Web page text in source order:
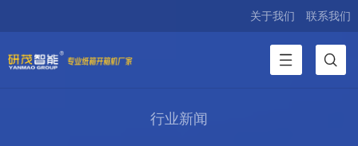
关于我们 联系我们
行业新闻